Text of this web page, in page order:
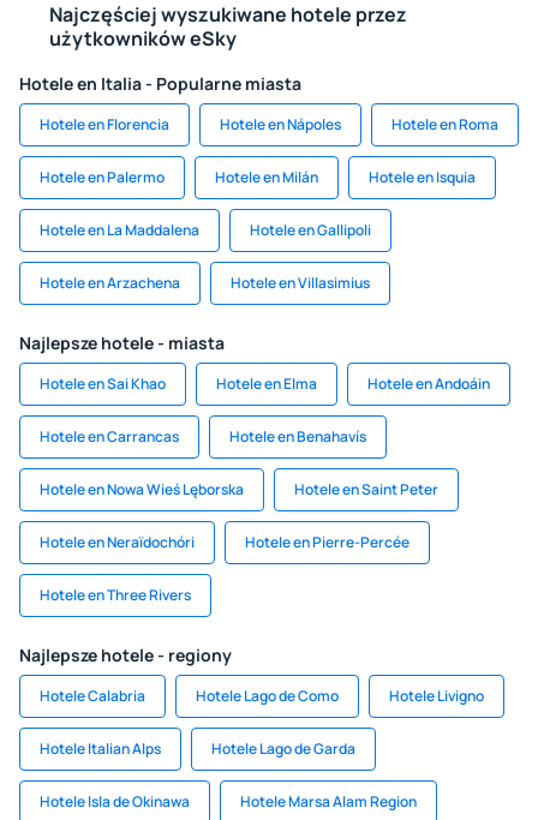
Najczęściej wyszukiwane hotele przez
użytkowników eSky
Hotele en Italia - Popularne miasta
Hotele en Florencia Hotele en Nápoles Hotele en Roma
Hotele en Palermo Hotele en Milán Hotele en Isquia
Hotele en La Maddalena Hotele en Gallipoli
Hotele en Arzachena Hotele en Villasimius
Najlepsze hotele - miasta
Hotele en Sai Khao Hotele en Elma Hotele en Andoáin
Hotele en Carrancas Hotele en Benahavís
Hotele en Nowa Wieś Lęborska Hotele en Saint Peter
Hotele en Neraïdochóri Hotele en Pierre-Percée
Hotele en Three Rivers
Najlepsze hotele - regiony
Hotele Calabria Hotele Lago de Como Hotele Livigno
Hotele Italian Alps Hotele Lago de Garda
Hotele Isla de Okinawa Hotele Marsa Alam Region